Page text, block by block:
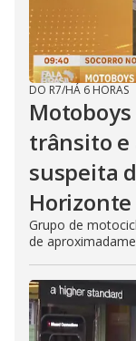
DO R7/HÁ 6 HORAS
trânsito e
suspeita
Horizonte
Grupo de
de